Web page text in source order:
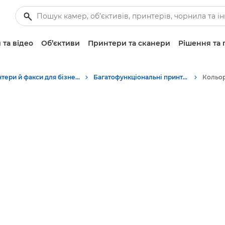
відео Об’єктиви Принтери та сканери Рішення та
Принтери й факси для бізнесу Багатофункціональні принтери — універсальні принтери